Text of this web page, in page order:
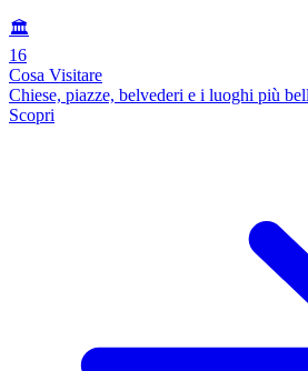
🏛️
16
Cosa Visitare
Chiese, piazze, belvederi e i luoghi più
Scopri